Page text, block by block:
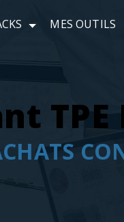
MES OUTILS
TPE